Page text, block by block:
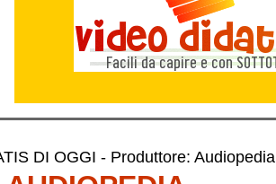
DI OGGI - Produttore: Audiopedia